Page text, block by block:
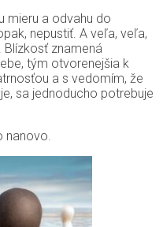
mieru a odvahu do
nepustiť. A veľa, veľa,
znamená
tým otvorenejšia k
a s vedomím, že
sa jednoducho potrebuje
nanovo.